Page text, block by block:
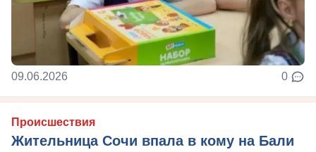
09.06.2026 0
Происшествия
Жительница Сочи впала в кому на Бали